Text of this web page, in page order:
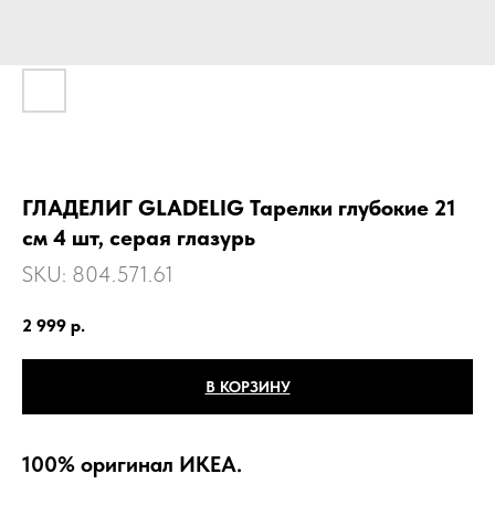
ГЛАДЕЛИГ GLADELIG Тарелки глубокие 21
см 4 шт, серая глазурь
SKU: 804.571.61
2 999 р.
В КОРЗИНУ
100% оригинал ИКЕА.